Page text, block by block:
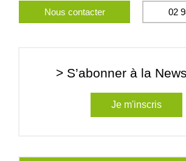
Nous contacter 02
> S’abonner à la
Je m'inscris